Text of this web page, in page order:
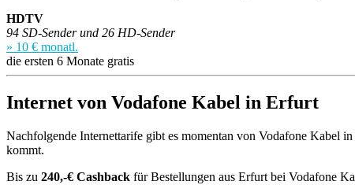
HDTV
94 SD-Sender und 26 HD-Sender
» 10 € monatl.
die ersten 6 Monate gratis
Internet von Vodafone Kabel in Erfurt
Nachfolgende Internettarife gibt es momentan von Vodafone Kabel
kommt.
Bis zu 240,-€ Cashback für Bestellungen aus Erfurt bei Vodafone